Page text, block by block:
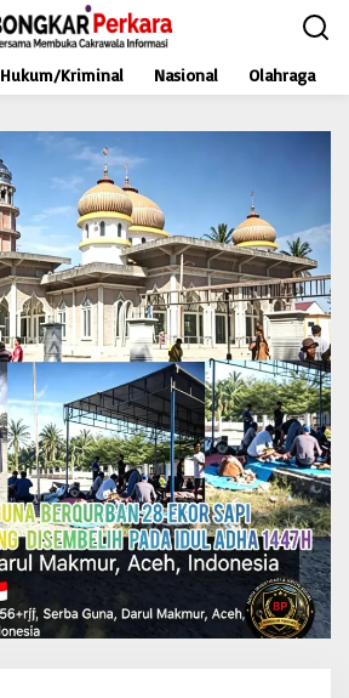
Hukum/Kriminal Nasional Olahraga